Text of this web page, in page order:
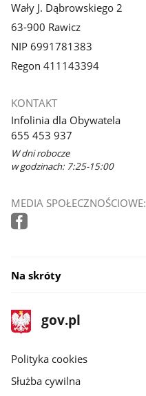
Wały J. Dąbrowskiego 2
63-900 Rawicz
NIP 6991781383
Regon 411143394
KONTAKT
Infolinia dla Obywatela
655 453 937
W dni robocze
w godzinach: 7:25-15:00
MEDIA SPOŁECZNOŚCIOWE:
Na skróty
stopka
gov.pl
Strona
gov.pl
gov.pl
Polityka cookies
Służba cywilna